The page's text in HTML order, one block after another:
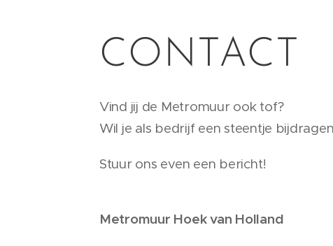
CONTACT
Vind jij de Metromuur ook tof?
Wil je als bedrijf een steentje
Stuur ons even een bericht!
Metromuur Hoek van Holland